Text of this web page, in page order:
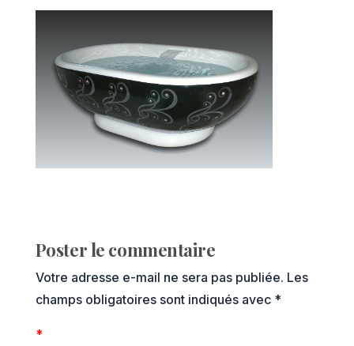
Poster le commentaire
Votre adresse e-mail ne sera pas publiée. Les
champs obligatoires sont indiqués avec *
*